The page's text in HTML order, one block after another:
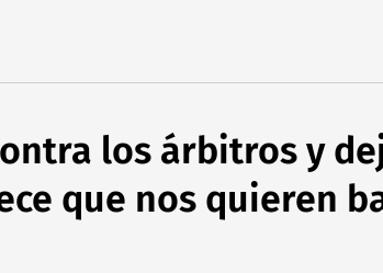
los árbitros y
que nos quieren